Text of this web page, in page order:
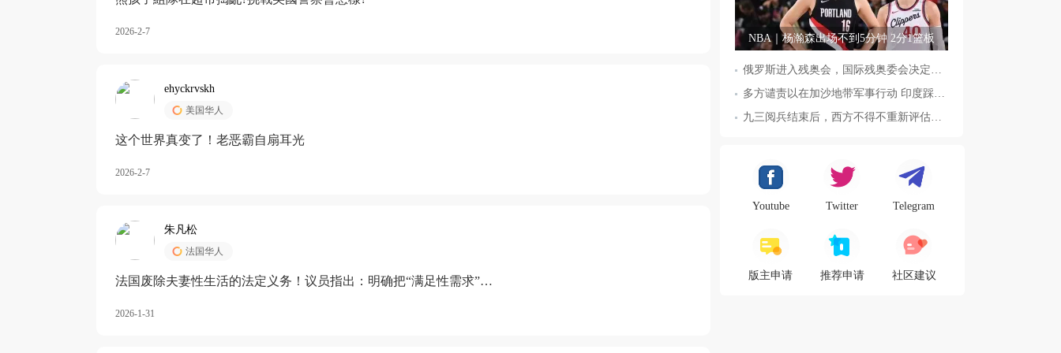
2026-2-7
ehyckrvskh
美国华人
这个世界真变了！老恶霸自扇耳光
2026-2-7
朱凡松
法国华人
法国废除夫妻性生活的法定义务！议员指出：明确把“满足性需求”排
2026-1-31
NBA｜杨瀚森出场不到5分钟 2分1篮板
Youtube Twitter Telegram
版主申请 推荐申请 社区建议